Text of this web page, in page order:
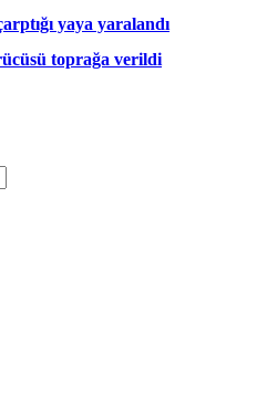
yaya yaralandı
toprağa verildi